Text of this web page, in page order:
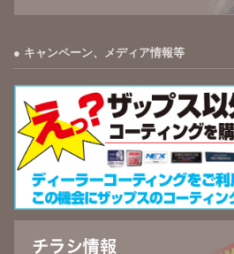
キャンペーン、メディア情報等